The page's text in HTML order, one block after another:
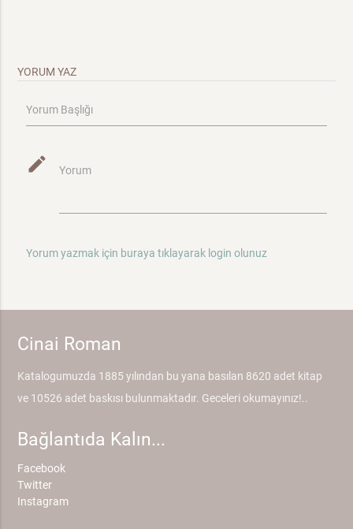
YORUM YAZ
Yorum Başlığı
mode_edit Yorum
Yorum yazmak için buraya tıklayarak login olunuz
Cinai Roman
Katalogumuzda 1885 yılından bu yana basılan 8620 adet kitap
ve 10526 adet baskısı bulunmaktadır. Geceleri okumayınız!..
Bağlantıda Kalın...
Facebook
Twitter
Instagram